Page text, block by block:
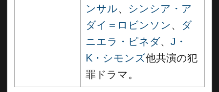
ンサル、 シンシア・ア
ダイ＝ロビンソン 、 ダ
ニエラ・ピネダ、 J・
K・シモンズ他共演の犯
罪ドラマ。